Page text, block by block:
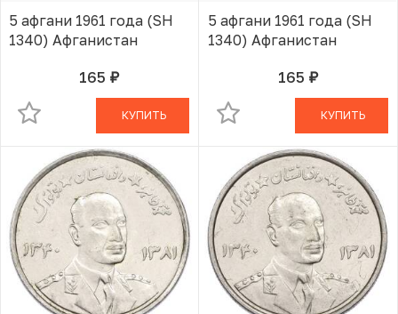
5 афгани 1961 года (SH
1340) Афганистан
165 руб.В КОРЗИНЕ
КУПИТЬ
5 афгани 1961 года (SH
1340) Афганистан
165 руб.В КОРЗИНЕ
КУПИТЬ